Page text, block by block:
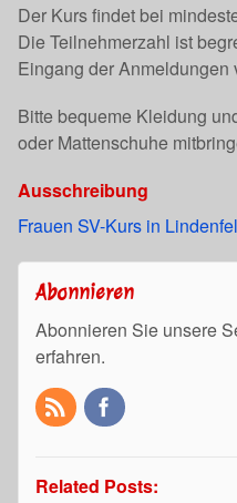
Der Kurs findet bei
Die Teilnehmerzahl ist
Eingang der Anmeldungen
Bitte bequeme Kleidung
oder Mattenschuhe
Ausschreibung
Frauen SV-Kurs in
Abonnieren
Abonnieren Sie unsere
erfahren.
Related Posts: